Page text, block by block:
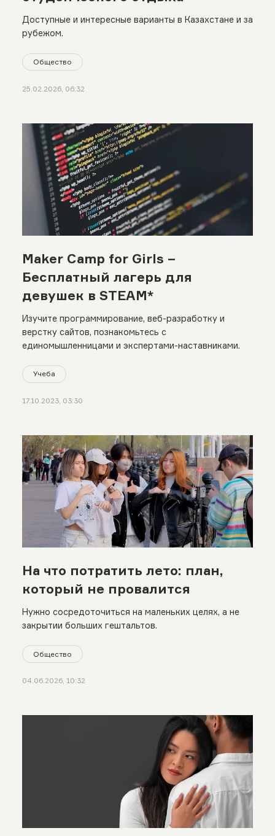
Доступные и интересные варианты в Казахстане и за
рубежом.
Общество
25.02.2026, 06:32
Maker Camp for Girls –
Бесплатный лагерь для
девушек в STEAM*
Изучите программирование, веб-разработку и
верстку сайтов, познакомьтесь с
единомышленницами и экспертами-наставниками.
Учеба
17.10.2023, 03:30
На что потратить лето: план,
который не провалится
Нужно сосредоточиться на маленьких целях, а не
закрытии больших гештальтов.
Общество
04.06.2026, 10:32